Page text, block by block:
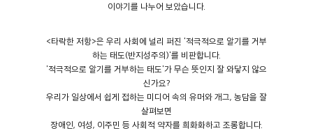
이야기를 나누어 보았습니다.
<타락한 저항>은 우리 사회에 널리 퍼진 '적극적으로 알기를 거부
하는 태도(반지성주의)'를 비판합니다.
'적극적으로 알기를 거부하는 태도'가 무슨 뜻인지 잘 와닿지 않으
신가요?
우리가 일상에서 쉽게 접하는 미디어 속의 유머와 개그, 농담을 잘
살펴보면
장애인, 여성, 이주민 등 사회적 약자를 희화화하고 조롱합니다.